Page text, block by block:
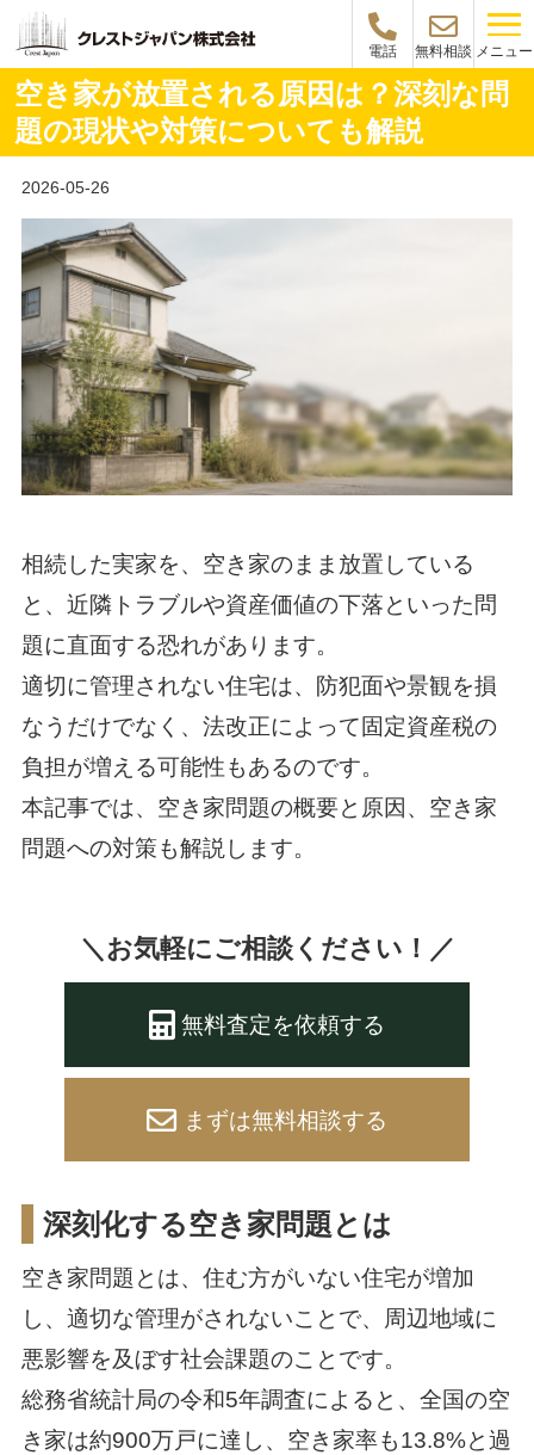
電話 無料相談 メニュー
空き家が放置される原因は？深刻な問
題の現状や対策についても解説
2026-05-26
相続した実家を、空き家のまま放置している
と、近隣トラブルや資産価値の下落といった問
題に直面する恐れがあります。
適切に管理されない住宅は、防犯面や景観を損
なうだけでなく、法改正によって固定資産税の
負担が増える可能性もあるのです。
本記事では、空き家問題の概要と原因、空き家
問題への対策も解説します。
＼お気軽にご相談ください！／
無料査定を依頼する
まずは無料相談する
深刻化する空き家問題とは
空き家問題とは、住む方がいない住宅が増加
し、適切な管理がされないことで、周辺地域に
悪影響を及ぼす社会課題のことです。
総務省統計局の令和5年調査によると、全国の空
き家は約900万戸に達し、空き家率も13.8%と過